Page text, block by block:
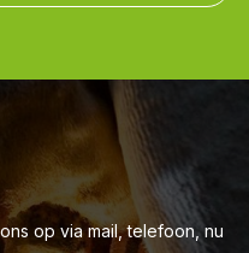
op via mail, telefoon, nu